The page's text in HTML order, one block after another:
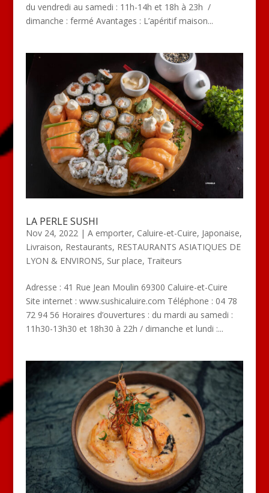
du vendredi au samedi : 11h-14h et 18h à 23h /
dimanche : fermé Avantages : L’apéritif maison...
LA PERLE SUSHI
Nov 24, 2022 | A emporter, Caluire-et-Cuire, Japonaise,
Livraison, Restaurants, RESTAURANTS ASIATIQUES DE
LYON & ENVIRONS, Sur place, Traiteurs
Adresse : 41 Rue Jean Moulin 69300 Caluire-et-Cuire
Site internet : www.sushicaluire.com Téléphone : 04 78
72 94 56 Horaires d’ouvertures : du mardi au samedi :
11h30-13h30 et 18h30 à 22h / dimanche et lundi :...